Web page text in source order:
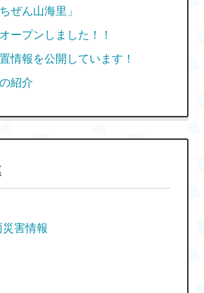
ぜん山海里」
ープンしました！！
情報を公開しています！
紹介
害情報